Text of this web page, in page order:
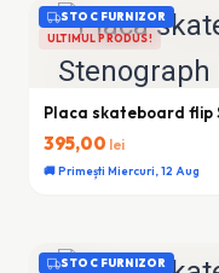
STOC FURNIZOR
ULTIMUL PRODUS!
Placa skateboard flip
395,00 lei
🚚 Primești Miercuri, 12 Aug
STOC FURNIZOR